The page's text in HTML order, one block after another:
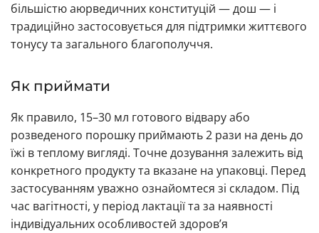
більшістю аюрведичних конституцій — дош — і
традиційно застосовується для підтримки життєвого
тонусу та загального благополуччя.
Як приймати
Як правило, 15–30 мл готового відвару або
розведеного порошку приймають 2 рази на день до
їжі в теплому вигляді. Точне дозування залежить від
конкретного продукту та вказане на упаковці. Перед
застосуванням уважно ознайомтеся зі складом. Під
час вагітності, у період лактації та за наявності
індивідуальних особливостей здоров’я